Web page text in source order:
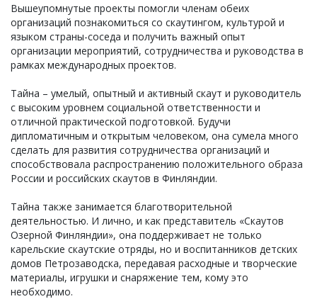
Вышеупомнутые проекты помогли членам обеих
организаций познакомиться со скаутингом, культурой и
языком страны-соседа и получить важный опыт
организации мероприятий, сотрудничества и руководства в
рамках международных проектов.
Тайна – умелый, опытный и активный скаут и руководитель
с высоким уровнем социальной ответственности и
отличной практической подготовкой. Будучи
дипломатичным и открытым человеком, она сумела много
сделать для развития сотрудничества организаций и
способствовала распространению положительного образа
России и российских скаутов в Финляндии.
Тайна также занимается благотворительной
деятельностью. И лично, и как представитель «Скаутов
Озерной Финляндии», она поддерживает не только
карельские скаутские отряды, но и воспитанников детских
домов Петрозаводска, передавая расходные и творческие
материалы, игрушки и снаряжение тем, кому это
необходимо.